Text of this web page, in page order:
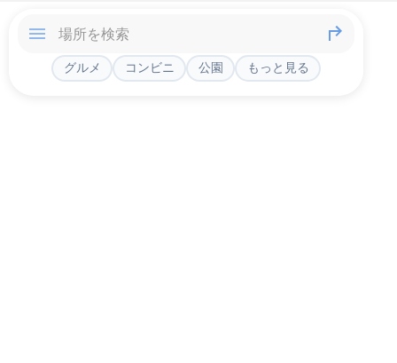
グルメ コンビニ 公園 もっと見る